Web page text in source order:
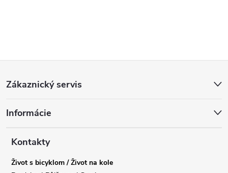
p
Zákaznický servis
Informácie
Kontakty
Život s bicyklom / Život na kole
Reklamace